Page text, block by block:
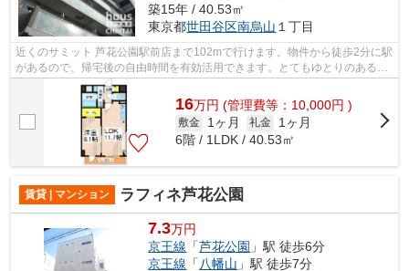
築15年 / 40.53㎡
東京都世田谷区南烏山 １丁目
近くのサミット 芦花公園駅前店まで102mで行けます。物件から徒歩2分に駅
があるので、帰宅後の自由時間を有効活用できます。とてもゆとりのある環
境が魅力の月12.9万円の物件。空き巣...
16万円 (管理費等：10,000円 )
敷金 1ヶ月 礼金
1ヶ月
6階 / 1LDK / 40.53㎡
賃貸 | マンション ラフィネ芦花公園
7.3万円
京王線 「芦花公園 」駅 徒歩6分
京王線 「八幡山 」駅 徒歩7分